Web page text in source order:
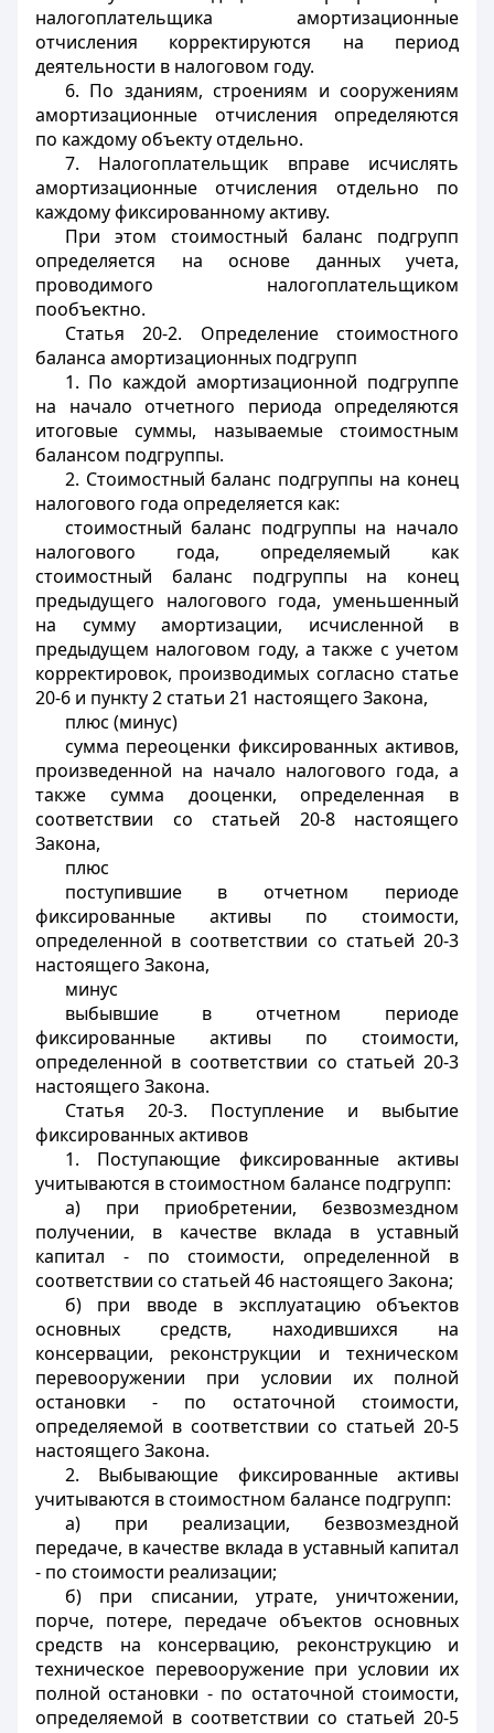
налогоплательщика амортизационные
отчисления корректируются на период
деятельности в налоговом году.
6. По зданиям, строениям и сооружениям
амортизационные отчисления определяются
по каждому объекту отдельно.
7. Налогоплательщик вправе исчислять
амортизационные отчисления отдельно по
каждому фиксированному активу.
При этом стоимостный баланс подгрупп
определяется на основе данных учета,
проводимого налогоплательщиком
пообъектно.
Статья 20-2. Определение стоимостного
баланса амортизационных подгрупп
1. По каждой амортизационной подгруппе
на начало отчетного периода определяются
итоговые суммы, называемые стоимостным
балансом подгруппы.
2. Стоимостный баланс подгруппы на конец
налогового года определяется как:
стоимостный баланс подгруппы на начало
налогового года, определяемый как
стоимостный баланс подгруппы на конец
предыдущего налогового года, уменьшенный
на сумму амортизации, исчисленной в
предыдущем налоговом году, а также с учетом
корректировок, производимых согласно статье
20-6 и пункту 2 статьи 21 настоящего Закона,
плюс (минус)
сумма переоценки фиксированных активов,
произведенной на начало налогового года, а
также сумма дооценки, определенная в
соответствии со статьей 20-8 настоящего
Закона,
плюс
поступившие в отчетном периоде
фиксированные активы по стоимости,
определенной в соответствии со статьей 20-3
настоящего Закона,
минус
выбывшие в отчетном периоде
фиксированные активы по стоимости,
определенной в соответствии со статьей 20-3
настоящего Закона.
Статья 20-3. Поступление и выбытие
фиксированных активов
1. Поступающие фиксированные активы
учитываются в стоимостном балансе подгрупп:
а) при приобретении, безвозмездном
получении, в качестве вклада в уставный
капитал - по стоимости, определенной в
соответствии со статьей 46 настоящего Закона;
б) при вводе в эксплуатацию объектов
основных средств, находившихся на
консервации, реконструкции и техническом
перевооружении при условии их полной
остановки - по остаточной стоимости,
определяемой в соответствии со статьей 20-5
настоящего Закона.
2. Выбывающие фиксированные активы
учитываются в стоимостном балансе подгрупп:
а) при реализации, безвозмездной
передаче, в качестве вклада в уставный капитал
- по стоимости реализации;
б) при списании, утрате, уничтожении,
порче, потере, передаче объектов основных
средств на консервацию, реконструкцию и
техническое перевооружение при условии их
полной остановки - по остаточной стоимости,
определяемой в соответствии со статьей 20-5